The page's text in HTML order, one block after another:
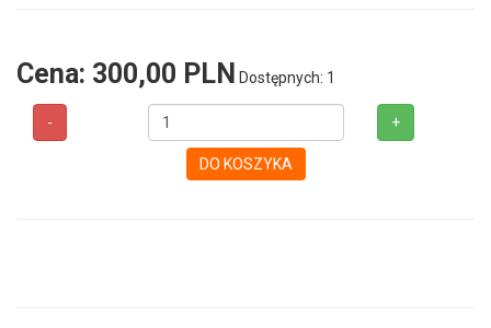
Cena: 300,00 PLN Dostępnych: 1
- +
DO KOSZYKA